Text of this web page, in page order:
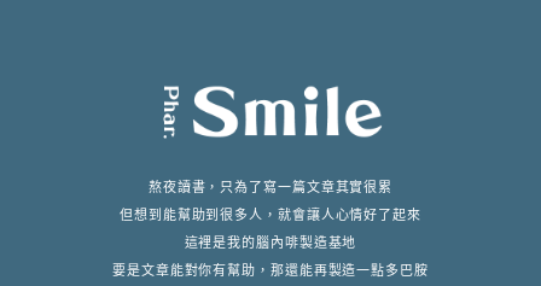
熬夜讀書，只為了寫一篇文章其實很累
但想到能幫助到很多人，就會讓人心情好了起來
這裡是我的腦內啡製造基地
要是文章能對你有幫助，那還能再製造一點多巴胺